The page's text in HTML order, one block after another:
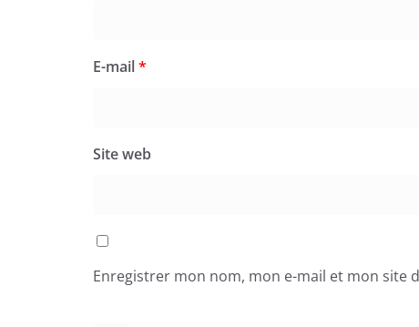
E-mail*
Site web
Enregistrer mon nom, mon e-mail et mon site